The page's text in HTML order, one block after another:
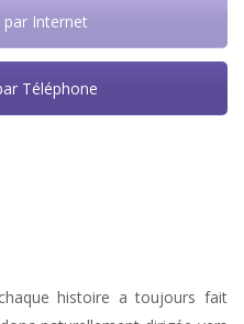
histoire a toujours fait
par Internet
Téléphone